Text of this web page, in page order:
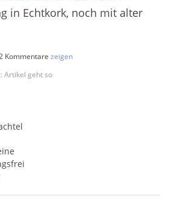
in Echtkork, noch mit alter
Artikel geht so
Kommentare zeigen